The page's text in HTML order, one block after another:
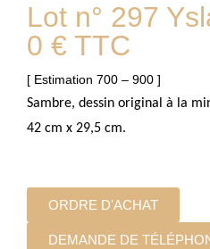
Lot n° 297
0 € TTC
[ Estimation 700 – 900 ]
Sambre, dessin original à la
42 cm x 29,5 cm.
ORDRE D'ACHAT
DEMANDE DE